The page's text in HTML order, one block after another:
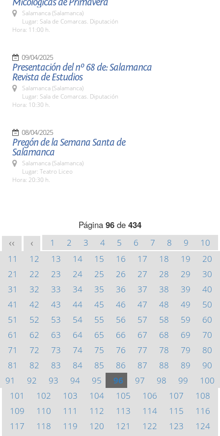
Salamanca (Salamanca)
Lugar: Sala de Comarcas. Diputación
Hora: 11:00 h.
09/04/2025
Presentación del nº 68 de: Salamanca
Revista de Estudios
Salamanca (Salamanca)
Lugar: Sala de Comarcas. Diputación
Hora: 10:30 h.
08/04/2025
Pregón de la Semana Santa de
Salamanca
Salamanca (Salamanca)
Lugar: Teatro Liceo
Hora: 20:30 h.
Página 96 de 434
<< < 1 2 3 4 5 6 7 8 9
10
11
12 13 14 15 16 17 18 19
20
21
22 23 24 25 26 27 28 29
30
31
32 33 34 35 36 37 38 39
40
41
42 43 44 45 46 47 48 49
50
51
52 53 54 55 56 57 58 59
60
61
62 63 64 65 66 67 68 69
70
71
72 73 74 75 76 77 78 79
80
81
82 83 84 85 86 87 88 89
90
91
92 93 94 95 96 97 98 99
100
101
102 103 104 105 106 107
108
109
110 111 112 113 114 115
116
117
118 119 120 121 122 123
124